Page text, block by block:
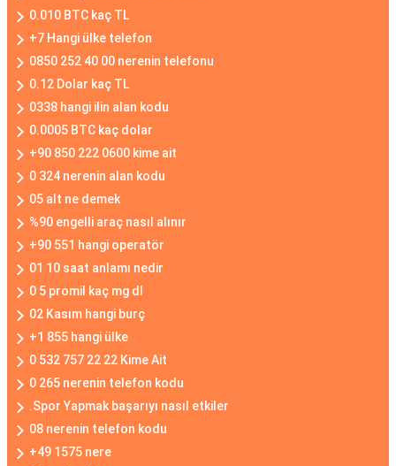
0.010 BTC kaç TL
+7 Hangi ülke telefon
0850 252 40 00 nerenin telefonu
0.12 Dolar kaç TL
0338 hangi ilin alan kodu
0.0005 BTC kaç dolar
+90 850 222 0600 kime ait
0 324 nerenin alan kodu
05 alt ne demek
%90 engelli araç nasıl alınır
+90 551 hangi operatör
01 10 saat anlamı nedir
0 5 promil kaç mg dl
02 Kasım hangi burç
+1 855 hangi ülke
0 532 757 22 22 Kime Ait
0 265 nerenin telefon kodu
.Spor Yapmak başarıyı nasıl etkiler
08 nerenin telefon kodu
+49 1575 nere